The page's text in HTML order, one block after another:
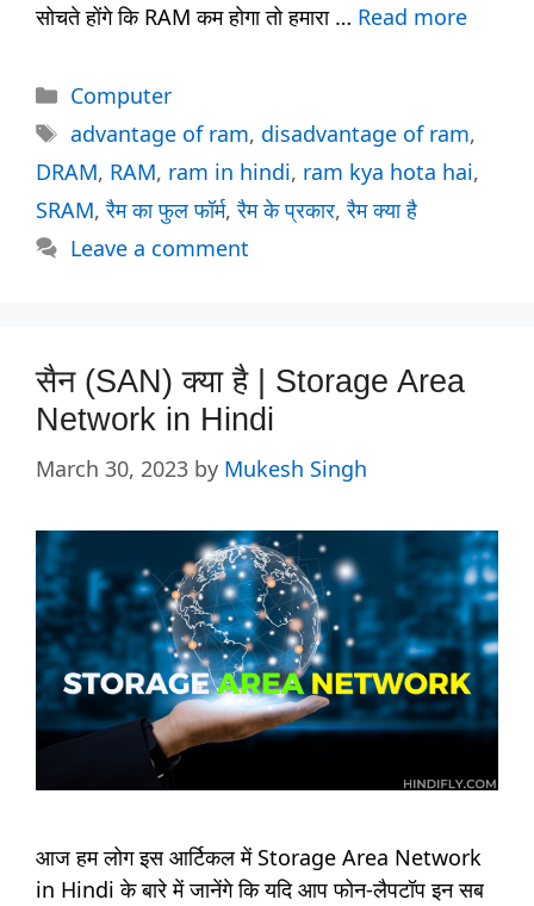
सोचते होंगे कि RAM कम होगा तो हमारा … Read more
Categories
Computer
Tags
advantage of ram, disadvantage of ram,
DRAM, RAM, ram in hindi, ram kya hota hai,
SRAM,रैम का फुल फॉर्म,रैम के प्रकार,रैम क्या है
Leave a comment
सैन (SAN) क्या है | Storage Area
Network in Hindi
March 30, 2023 by Mukesh Singh
आज हम लोग इस आर्टिकल में Storage Area Network
in Hindi के बारे में जानेंगे कि यदि आप फोन-लैपटॉप इन सब